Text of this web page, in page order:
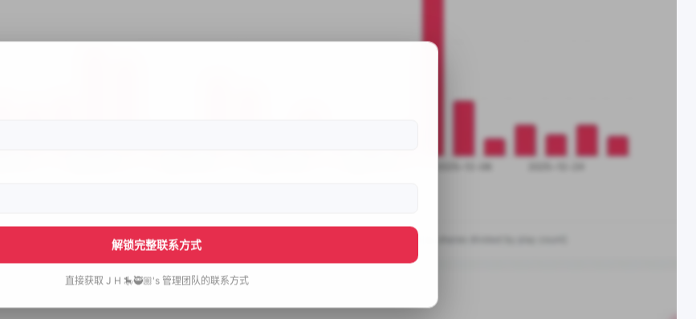
解锁完整联系方式
直接获取 J H 🎠🥷🏼's 管理团队的联系方式